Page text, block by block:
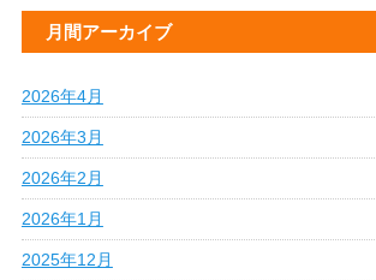
月間アーカイブ
2026年4月
2026年3月
2026年2月
2026年1月
2025年12月